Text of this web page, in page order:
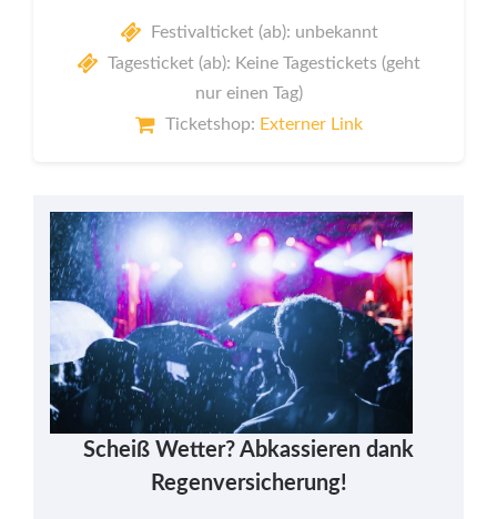
Festivalticket (ab): unbekannt
Tagesticket (ab): Keine Tagestickets (geht
nur einen Tag)
Ticketshop: Externer Link
Scheiß Wetter? Abkassieren dank
Regenversicherung!